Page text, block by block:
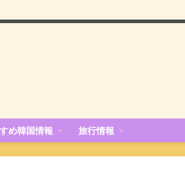
め韓国情報 旅行情報